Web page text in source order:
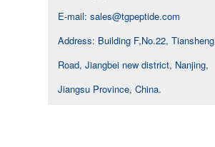
E-mail: sales@tgpeptide.com
Address: Building F,No.22, Tiansheng
Road, Jiangbei new district, Nanjing,
Jiangsu Province, China.